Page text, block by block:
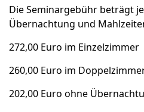
Die Seminargebühr beträgt
Übernachtung und
272,00 Euro im Einzelzimmer
260,00 Euro im
202,00 Euro ohne